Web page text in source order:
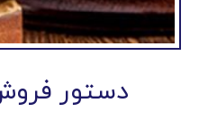
دستور